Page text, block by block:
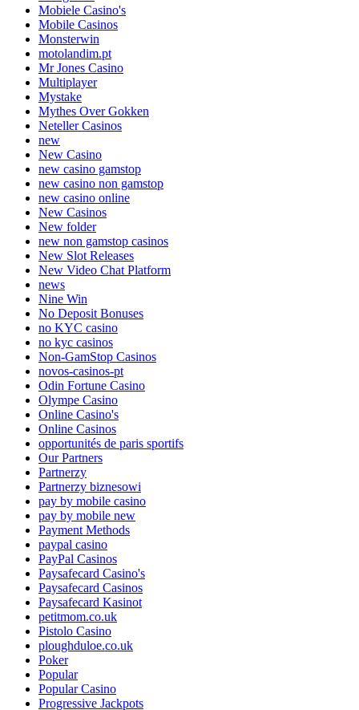
Mobiele Casino's
Mobile Casinos
Monsterwin
motolandim.pt
Mr Jones Casino
Multiplayer
Mystake
Mythes Over Gokken
Neteller Casinos
new
New Casino
new casino gamstop
new casino non gamstop
new casino online
New Casinos
New folder
new non gamstop casinos
New Slot Releases
New Video Chat Platform
news
Nine Win
No Deposit Bonuses
no KYC casino
no kyc casinos
Non-GamStop Casinos
novos-casinos-pt
Odin Fortune Casino
Olympe Casino
Online Casino's
Online Casinos
opportunités de paris sportifs
Our Partners
Partnerzy
Partnerzy biznesowi
pay by mobile casino
pay by mobile new
Payment Methods
paypal casino
PayPal Casinos
Paysafecard Casino's
Paysafecard Casinos
Paysafecard Kasinot
petitmom.co.uk
Pistolo Casino
ploughduloe.co.uk
Poker
Popular
Popular Casino
Progressive Jackpots